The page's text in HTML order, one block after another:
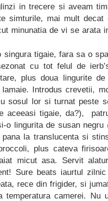
in trecere si aveam
simturile, mai mult
minunatia de vi se arata
singura tigaie, fara sa o
cu tot felul de
plus doua lingurite
Introdus crevetii,
sosul lor si turnat peste
aceeasi tigaie, da?),
o lingurita de susan
la translucenta si
plus cateva
micut asa. Servit
Sure beats iaurtul
rece din frigider, si
temperatura camerei. Nu